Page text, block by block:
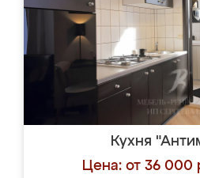
Кухня
Цена: от 36 000